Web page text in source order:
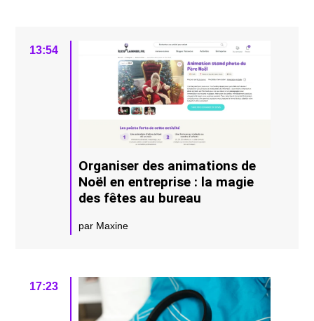
13:54
Organiser des animations de
Noël en entreprise : la magie
des fêtes au bureau
par Maxine
17:23